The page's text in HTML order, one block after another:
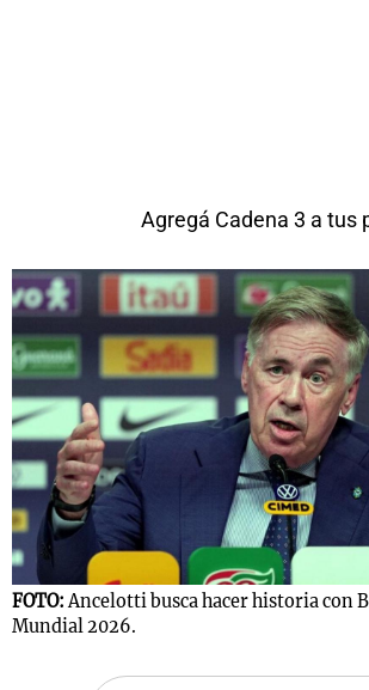
Agregá Cadena 3 a tus
FOTO:Ancelotti busca hacer historia con
Mundial 2026.